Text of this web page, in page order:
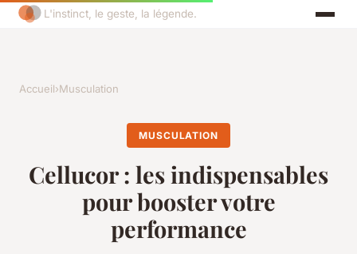
L'instinct, le geste, la légende.
Accueil›Musculation
MUSCULATION
Cellucor : les indispensables
pour booster votre
performance